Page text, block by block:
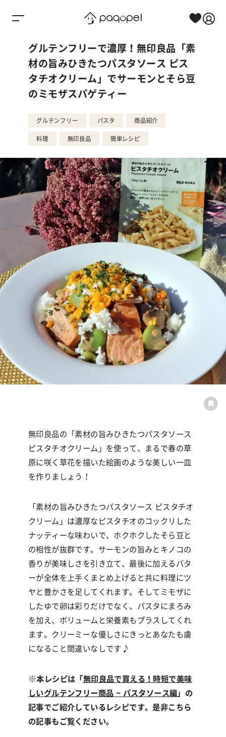
グルテンフリーで濃厚！無印良品「素
材の旨みひきたつパスタソース ピス
タチオクリーム」でサーモンとそら豆
のミモザスパゲティー
グルテンフリー パスタ 商品紹介
料理 無印良品 簡単レシピ
無印良品の「素材の旨みひきたつパスタソース
ピスタチオクリーム」を使って、まるで春の草
原に咲く草花を描いた絵画のような美しい一皿
を作りましょう！
「素材の旨みひきたつパスタソース ピスタチオ
クリーム」 は濃厚なピスタチオのコックリした
ナッティーな味わいで、ホクホクしたそら豆と
の相性が抜群です。サーモンの旨みとキノコの
香りが美味しさを引き立て、最後に加えるバタ
ーが全体を上手くまとめ上げると共に料理にツ
ヤと豊かさを足してくれます。そしてミモザに
したゆで卵は彩りだけでなく、パスタにまろみ
を加え、ボリュームと栄養素もプラスしてくれ
ます。クリーミーな優しさにきっとあなたも虜
になること間違いなしです♪
※本レシピは「無印良品で買える！時短で美味
しいグルテンフリー商品 ~ パスタソース編」の
記事でご紹介しているレシピです。是非こちら
の記事もご覧ください。